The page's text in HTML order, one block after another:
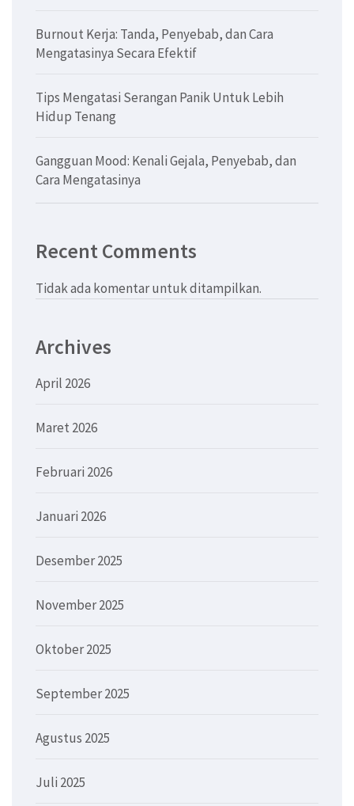
Burnout Kerja: Tanda, Penyebab, dan Cara
Mengatasinya Secara Efektif
Tips Mengatasi Serangan Panik Untuk Lebih
Hidup Tenang
Gangguan Mood: Kenali Gejala, Penyebab, dan
Cara Mengatasinya
Recent Comments
Tidak ada komentar untuk ditampilkan.
Archives
April 2026
Maret 2026
Februari 2026
Januari 2026
Desember 2025
November 2025
Oktober 2025
September 2025
Agustus 2025
Juli 2025